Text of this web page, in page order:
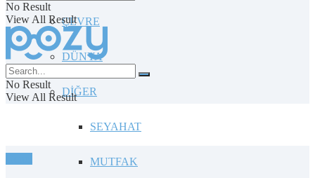
ÇEVRE
DÜNYA
DİĞER
SEYAHAT
MUTFAK
No Result
View All Result
No Result
View All Result